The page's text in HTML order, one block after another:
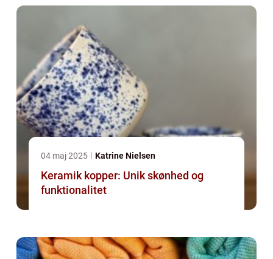
04 maj 2025 Katrine Nielsen
Keramik kopper: Unik skønhed og
funktionalitet